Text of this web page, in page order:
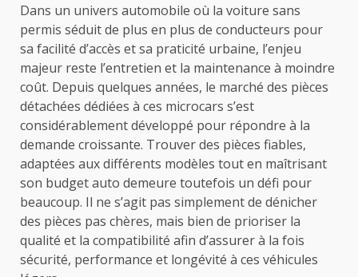
Dans un univers automobile où la voiture sans
permis séduit de plus en plus de conducteurs pour
sa facilité d’accès et sa praticité urbaine, l’enjeu
majeur reste l’entretien et la maintenance à moindre
coût. Depuis quelques années, le marché des pièces
détachées dédiées à ces microcars s’est
considérablement développé pour répondre à la
demande croissante. Trouver des pièces fiables,
adaptées aux différents modèles tout en maîtrisant
son budget auto demeure toutefois un défi pour
beaucoup. Il ne s’agit pas simplement de dénicher
des pièces pas chères, mais bien de prioriser la
qualité et la compatibilité afin d’assurer à la fois
sécurité, performance et longévité à ces véhicules